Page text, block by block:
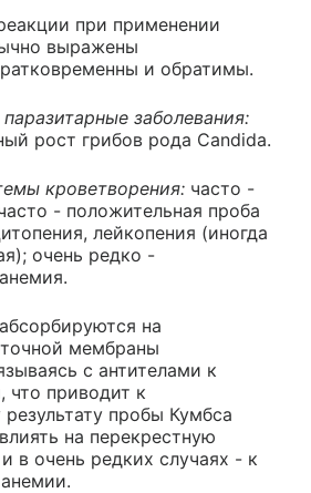
при применении
выражены
и обратимы.
заболевания:
рост грибов рода Candida.
кроветворения: часто -
- положительная проба
лейкопения (иногда
очень редко -
на
мембраны
с антителами к
что приводит к
пробы Кумбса
на перекрестную
в очень редких случаях - к